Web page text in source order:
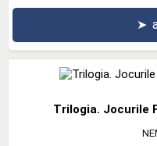
➤
Trilogia. Jocurile